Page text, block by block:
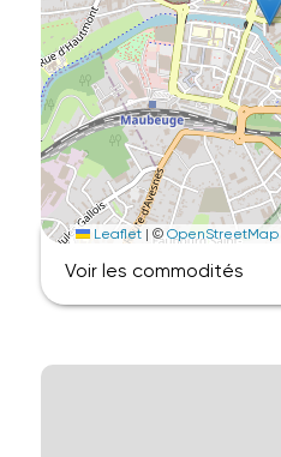
Leaflet | ©OpenStreetMap
Voir les commodités